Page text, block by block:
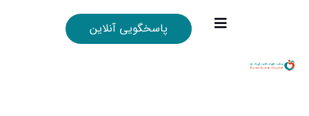
پاسخگویی آنلاین